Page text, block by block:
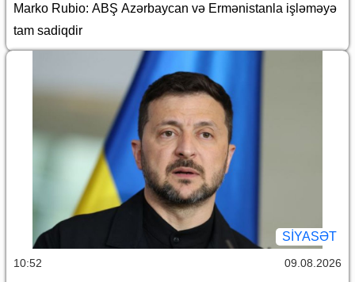
Marko Rubio: ABŞ Azərbaycan və Ermənistanla işləməyə
tam sadiqdir
SİYASƏT
10:52 09.08.2026